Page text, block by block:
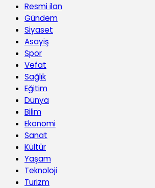
Resmi ilan
Gündem
Siyaset
Asayiş
Spor
Vefat
Sağlık
Eğitim
Dünya
Bilim
Ekonomi
Sanat
Kültür
Yaşam
Teknoloji
Turizm